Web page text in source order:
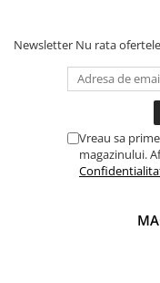
Newsletter Nu rata
Vreau sa
magazinului.